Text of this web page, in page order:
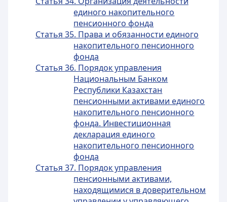
единого накопительного
пенсионного фонда
Статья 35. Права и обязанности единого
накопительного пенсионного
фонда
Статья 36. Порядок управления
Национальным Банком
Республики Казахстан
пенсионными активами единого
накопительного пенсионного
фонда. Инвестиционная
декларация единого
накопительного пенсионного
фонда
Статья 37. Порядок управления
пенсионными активами,
находящимися в доверительном